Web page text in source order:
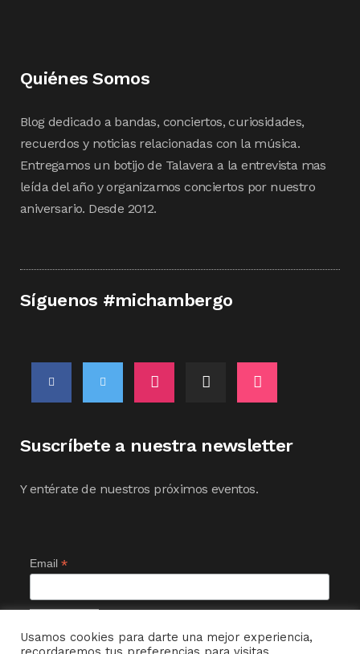
Quiénes Somos
Blog dedicado a bandas, conciertos, curiosidades,
recuerdos y noticias relacionadas con la música.
Entregamos un botijo de Talavera a la entrevista mas
leída del año y organizamos conciertos por nuestro
aniversario. Desde 2012.
Síguenos #michambergo
Suscríbete a nuestra newsletter
Y entérate de nuestros próximos eventos.
Email *
Usamos cookies para darte una mejor experiencia,